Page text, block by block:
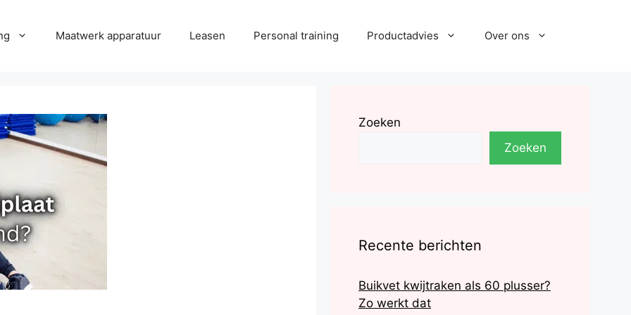
Maatwerk apparatuur Leasen Personal training Productadvies Over ons
Zoeken
Zoeken
Recente berichten
Buikvet kwijtraken als 60 plusser?
Zo werkt dat